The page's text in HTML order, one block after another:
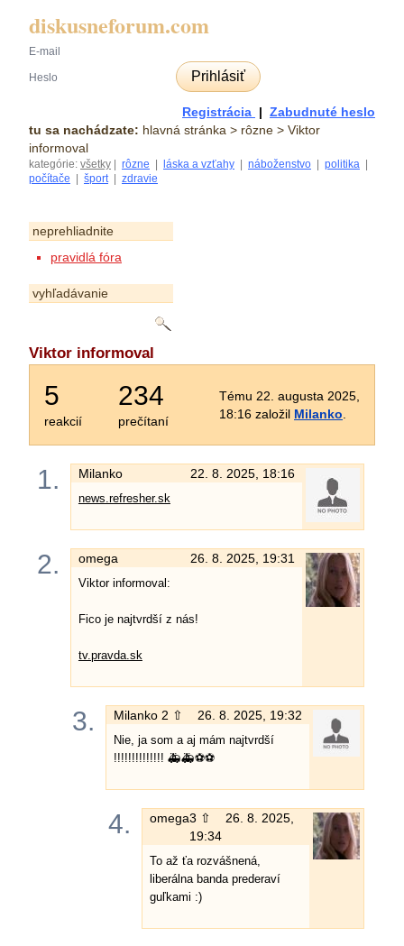
diskusneforum.com
Prihlásiť
Registrácia | Zabudnuté heslo
tu sa nachádzate: hlavná stránka > rôzne > Viktor
informoval
kategórie: všetky rôzne láska a vzťahy náboženstvo politika
počítače
šport| zdravie
neprehliadnite
pravidlá fóra
vyhľadávanie
Viktor informoval
5
reakcií
234
prečítaní
Tému 22. augusta 2025,
18:16 založil Milanko
1. Milanko 22. 8. 2025, 18:16
news.refresher.sk
2. omega 26. 8. 2025, 19:31
Viktor informoval:
Fico je najtvrdší z nás!
tv.pravda.sk
3. Milanko 2 ⇧ 26. 8. 2025, 19:32
Nie, ja som a aj mám najtvrdší
!!!!!!!!!!!!!! 🚑🚑⚽⚽
4. omega3 ⇧
26. 8. 2025,
19:34
To až ťa rozvášnená,
liberálna banda prederaví
guľkami :)